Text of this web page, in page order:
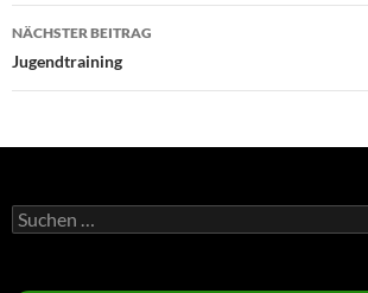
NÄCHSTER BEITRAG
Jugendtraining
Suchen
nach: